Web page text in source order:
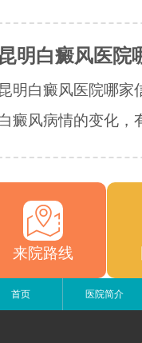
昆明白癜风医院
昆明白癜风医院哪家
癜风病情的变化，
来院路线
首页 医院简介